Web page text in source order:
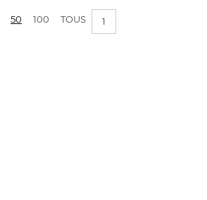
50 100 TOUS 1